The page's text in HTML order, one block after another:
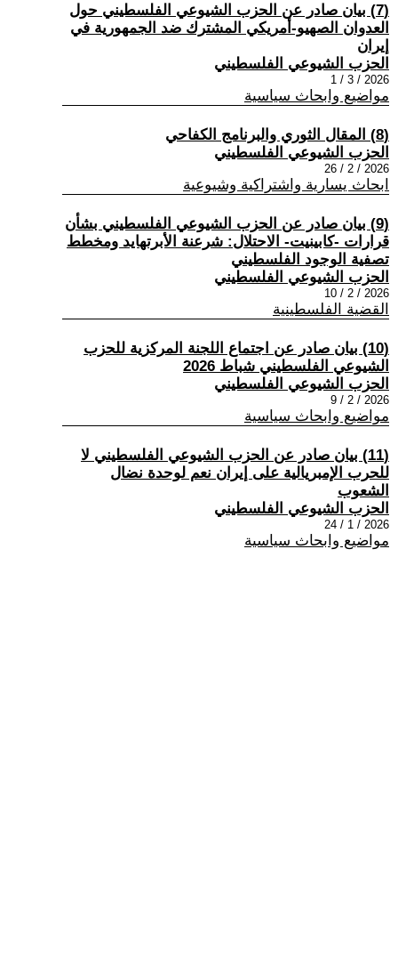
(7) بيان صادر عن الحزب الشيوعي الفلسطيني حول
العدوان الصهيو-أمريكي المشترك ضد الجمهورية في
إيران
الحزب الشيوعي الفلسطيني
2026 / 3 / 1
مواضيع وابحاث سياسية
(8) المقال الثوري والبرنامج الكفاحي
الحزب الشيوعي الفلسطيني
2026 / 2 / 26
ابحاث يسارية واشتراكية وشيوعية
(9) بيان صادر عن الحزب الشيوعي الفلسطيني بشأن
قرارات -كابينيت- الاحتلال: شرعنة الأبرتهايد ومخطط
تصفية الوجود الفلسطيني
الحزب الشيوعي الفلسطيني
2026 / 2 / 10
القضية الفلسطينية
(10) بيان صادر عن اجتماع اللجنة المركزية للحزب
الشيوعي الفلسطيني شباط 2026
الحزب الشيوعي الفلسطيني
2026 / 2 / 9
مواضيع وابحاث سياسية
(11) بيان صادر عن الحزب الشيوعي الفلسطيني لا
للحرب الإمبريالية على إيران نعم لوحدة نضال
الشعوب
الحزب الشيوعي الفلسطيني
2026 / 1 / 24
مواضيع وابحاث سياسية